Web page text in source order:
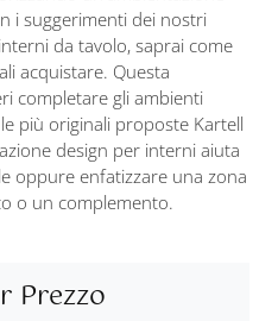
i suggerimenti dei nostri
da tavolo, saprai come
acquistare. Questa
completare gli ambienti
più originali proposte Kartell
design per interni aiuta
oppure enfatizzare una zona
o un complemento.
Prezzo